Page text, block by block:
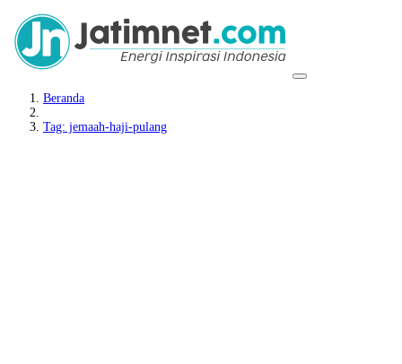
Beranda
Tag: jemaah-haji-pulang